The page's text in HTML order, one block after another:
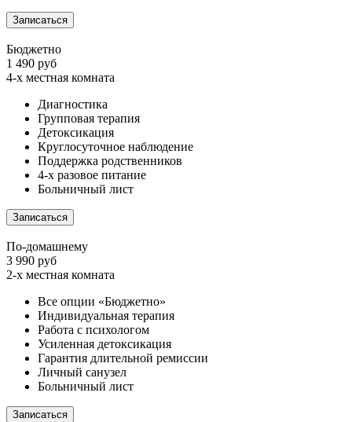
Записаться
Бюджетно
1 490 руб
4-х местная комната
Диагностика
Групповая терапия
Детоксикация
Круглосуточное наблюдение
Поддержка родственников
4-х разовое питание
Больничный лист
Записаться
По-домашнему
3 990 руб
2-х местная комната
Все опции «Бюджетно»
Индивидуальная терапия
Работа с психологом
Усиленная детоксикация
Гарантия длительной ремиссии
Личный санузел
Больничный лист
Записаться